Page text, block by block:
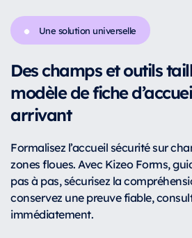
Une solution universelle
Des champs et outils
modèle de fiche
arrivant
Formalisez l’accueil sécurité sur
zones floues. Avec Kizeo Forms,
pas à pas, sécurisez la
conservez une preuve fiable,
immédiatement.